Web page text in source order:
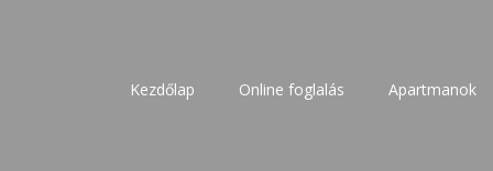
– kiadó szállás 27 főre
Kezdőlap Online foglalás Apartmanok